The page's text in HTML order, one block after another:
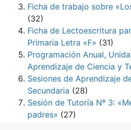
Ficha de trabajo sobre
(32)
Ficha de Lectoescritura
Primaria Letra «F» (31)
Programación Anual,
Aprendizaje de Ciencia y
Sesiones de Aprendizaje
Secundaria (28)
Sesión de Tutoría Nº 3:
padres» (27)